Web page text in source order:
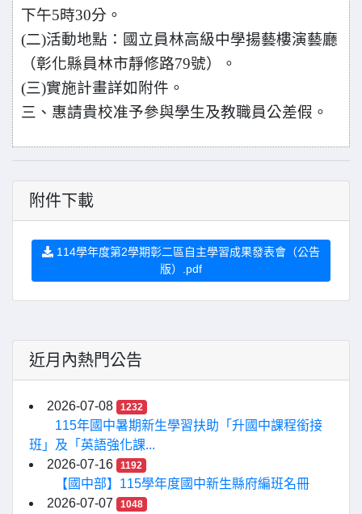
下午5時30分。
(二)活動地點：國立員林高級中學揚藝樓演藝廳
（彰化縣員林市靜修路79號）。
(三)實施計畫詳如附件。
三、惠請貴校准予參與學生及教職員公差假。
附件下載
114學年度第2學期彰二區自主學習成果發表會（公告
版）.pdf
近月內熱門公告
2026-07-08 1232
115年國中暑期新生學習扶助「升國中課程銜接
班」及「英語強化課...
2026-07-16
1192
【國中部】115學年度國中新生縣府編班名冊
2026-07-07
1048